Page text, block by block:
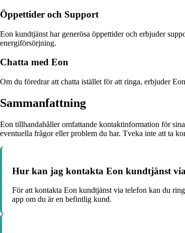
Öppettider och Support
Eon kundtjänst har generösa öppettider och erbjuder
energiförsörjning.
Chatta med Eon
Om du föredrar att chatta istället för att ringa, erbjuder
Sammanfattning
Eon tillhandahåller omfattande kontaktinformation för
eventuella frågor eller problem du har. Tveka inte att ta
Hur kan jag kontakta Eon kundtjänst
För att kontakta Eon kundtjänst via telefon kan du
app om du är en befintlig kund.